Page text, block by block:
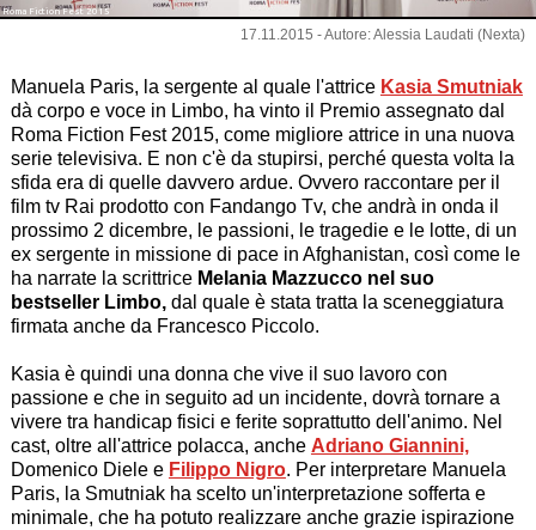
Roma Fiction Fest 2015
17.11.2015 - Autore: Alessia Laudati (Nexta)
Manuela Paris, la sergente al quale l'attrice Kasia Smutniak
dà corpo e voce in Limbo, ha vinto il Premio assegnato dal
Roma Fiction Fest 2015, come migliore attrice in una nuova
serie televisiva. E non c'è da stupirsi, perché questa volta la
sfida era di quelle davvero ardue. Ovvero raccontare per il
film tv Rai prodotto con Fandango Tv, che andrà in onda il
prossimo 2 dicembre, le passioni, le tragedie e le lotte, di un
ex sergente in missione di pace in Afghanistan, così come le
ha narrate la scrittrice Melania Mazzucco nel suo
bestseller Limbo,dal quale è stata tratta la sceneggiatura
firmata anche da Francesco Piccolo.
Kasia è quindi una donna che vive il suo lavoro con
passione e che in seguito ad un incidente, dovrà tornare a
vivere tra handicap fisici e ferite soprattutto dell'animo. Nel
cast, oltre all'attrice polacca, anche Adriano Giannini,
Domenico Diele e Filippo Nigro. Per interpretare Manuela
Paris, la Smutniak ha scelto un'interpretazione sofferta e
minimale, che ha potuto realizzare anche grazie ispirazione